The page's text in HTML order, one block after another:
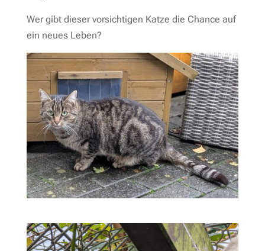
Wer gibt dieser vorsichtigen Katze die Chance auf
ein neues Leben?